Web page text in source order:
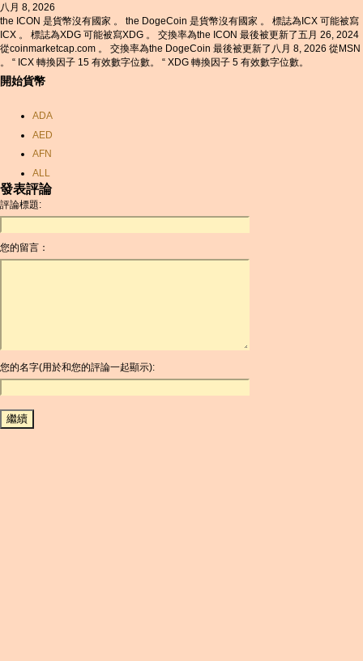
八月 8, 2026
the ICON 是貨幣沒有國家 。 the DogeCoin 是貨幣沒有國家 。 標誌為ICX 可能被寫
ICX 。 標誌為XDG 可能被寫XDG 。 交換率為the ICON 最後被更新了五月 26, 2024
從coinmarketcap.com 。 交換率為the DogeCoin 最後被更新了八月 8, 2026 從MSN
。 “ ICX 轉換因子 15 有效數字位數。 “ XDG 轉換因子 5 有效數字位數。
開始貨幣
ADA
AED
AFN
ALL
AMD
ANC
AOA
AWG
AZN
發表評論
評論標題:
您的留言：
您的名字(用於和您的評論一起顯示):